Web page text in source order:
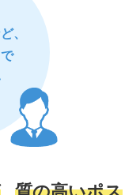
、